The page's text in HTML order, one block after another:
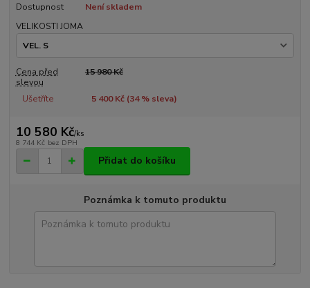
Dostupnost
Není skladem
VELIKOSTI JOMA
Cena před
slevou
15 980 Kč
Ušetříte 5 400 Kč (34% sleva)
10 580 Kč/ks
8 744 Kč bez DPH
Přidat do košíku
Poznámka k tomuto produktu